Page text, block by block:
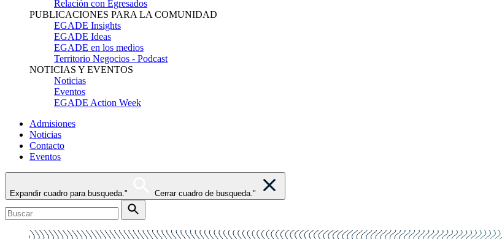
Relación con Egresados
PUBLICACIONES PARA LA COMUNIDAD
EGADE Insights
EGADE Ideas
EGADE en los medios
Territorio Negocios - Podcast
NOTICIAS Y EVENTOS
Noticias
Eventos
EGADE Action Week
Admisiones
Noticias
Contacto
Eventos
Expandir cuadro para busqueda." Cerrar cuadro de busqueda."